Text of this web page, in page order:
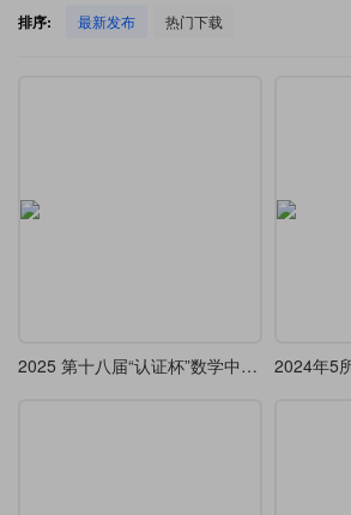
排序: 最新发布 热门下载
2025 第十八届“认证杯”数学中国数学建模网络挑战赛 LaTeX